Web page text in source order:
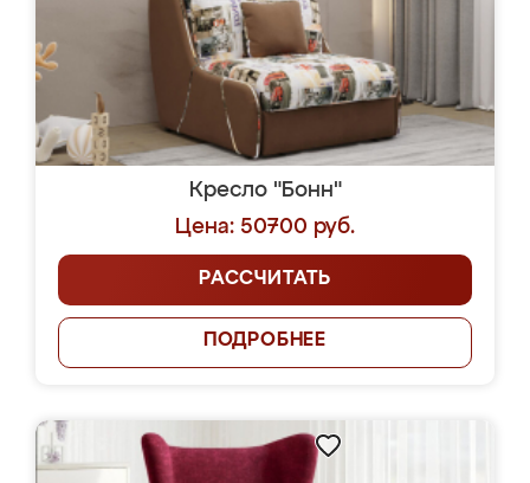
Кресло "Бонн"
Цена: 50700 руб.
РАССЧИТАТЬ
ПОДРОБНЕЕ